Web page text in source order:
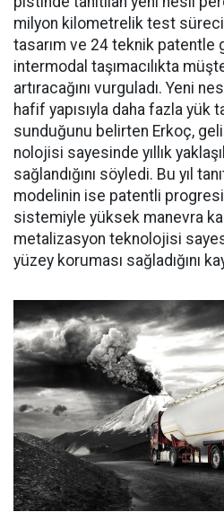
milyon kilomet­relik test
tasarım ve 24 teknik patentle
intermodal taşımacılıkta
artıracağını vurgula­dı. Yeni
hafif yapısıyla daha fazla yük
sunduğunu belir­ten Erkoç,
nolojisi sayesinde yıllık
sağlandığı­nı söyledi. Bu yıl
modelinin ise patent­li
sistemiyle yüksek manevra
metalizasyon teknolojisi
yüzey koruması sağladığını